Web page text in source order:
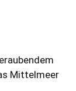
Mittelmeer